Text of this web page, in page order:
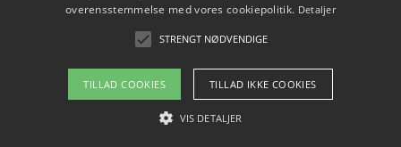
Om / kontakt
Blog Betingelser
overensstemmelse med vores cookiepolitik. Detaljer
STRENGT NØDVENDIGE
TILLAD COOKIES TILLAD IKKE COOKIES
VIS DETALJER